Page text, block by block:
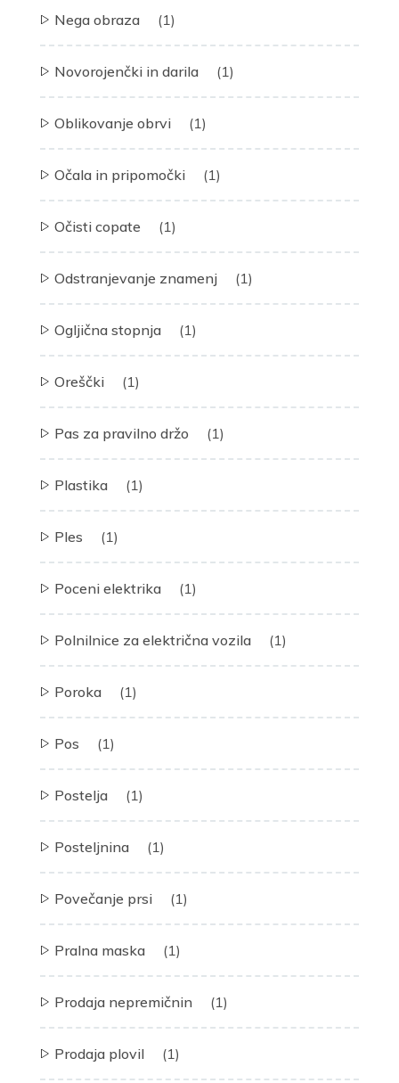
Nega obraza (1)
Novorojenčki in darila (1)
Oblikovanje obrvi (1)
Očala in pripomočki (1)
Očisti copate (1)
Odstranjevanje znamenj (1)
Ogljična stopnja (1)
Oreščki (1)
Pas za pravilno držo (1)
Plastika (1)
Ples (1)
Poceni elektrika (1)
Polnilnice za električna vozila (1)
Poroka (1)
Pos (1)
Postelja (1)
Posteljnina (1)
Povečanje prsi (1)
Pralna maska (1)
Prodaja nepremičnin (1)
Prodaja plovil (1)